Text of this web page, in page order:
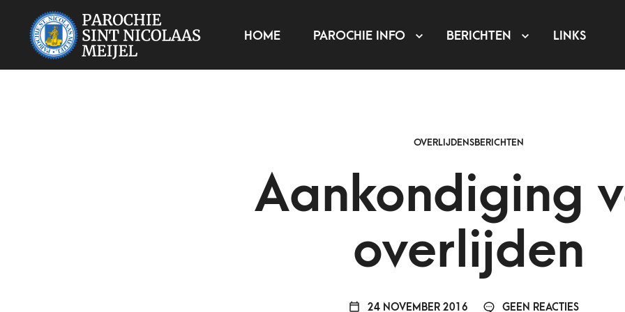
HOME PAROCHIE INFO BERICHTEN LINKS
OVERLIJDENSBERICHTEN
Aankondiging
overlijden
24 NOVEMBER 2016 GEEN REACTIES